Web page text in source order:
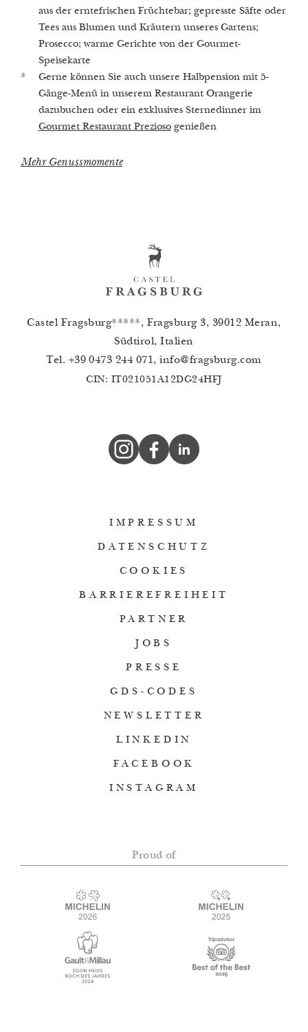
aus der erntefrischen Früchtebar; gepresste Säfte oder
Tees aus Blumen und Kräutern unseres Gartens;
Prosecco; warme Gerichte von der Gourmet-
Speisekarte
Gerne können Sie auch unsere Halbpension mit 5-
Gänge-Menü in unserem Restaurant Orangerie
dazubuchen oder ein exklusives Sternedinner im
Gourmet Restaurant Preziosogenießen
Mehr Genussmomente
Unsere Anwendungen
Unsere Highlights
Castel Fragsburg*****, Fragsburg 3, 39012 Meran,
Südtirol, Italien
Tel. +39 0473 244 071,info@fragsburg.com
CIN: IT021051A12DG24HFJ
IMPRESSUM
DATENSCHUTZ
COOKIES
BARRIEREFREIHEIT
PARTNER
JOBS
PRESSE
GDS-CODES
NEWSLETTER
LINKEDIN
FACEBOOK
INSTAGRAM
Proud of